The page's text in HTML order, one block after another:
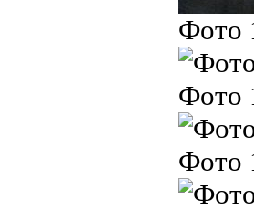
Фото
Фото
Фото